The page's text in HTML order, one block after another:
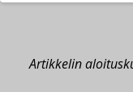
Artikkelin